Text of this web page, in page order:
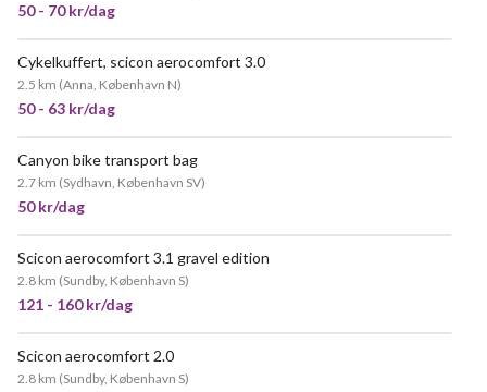
50 - 70 kr/dag
Cykelkuffert, scicon aerocomfort 3.0
2.5 km (Anna, København N)
50 - 63 kr/dag
Canyon bike transport bag
2.7 km (Sydhavn, København SV)
50 kr/dag
Scicon aerocomfort 3.1 gravel edition
2.8 km (Sundby, København S)
121 - 160 kr/dag
Scicon aerocomfort 2.0
2.8 km (Sundby, København S)